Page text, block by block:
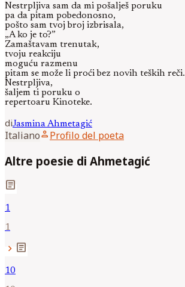
Nestrpljiva sam da mi pošalješ poruku
pa da pitam pobedonosno,
pošto sam tvoj broj izbrisala,
„A ko je to?”
Zamaštavam trenutak,
tvoju reakciju
moguću razmenu
pitam se može li proći bez novih teških reči.
Nestrpljiva,
šaljem ti poruku o
repertoaru Kinoteke.
diJasminaAhmetagić
Italianoperson Profilo del poeta
Altre poesie di Ahmetagić
article
1
1
chevron_right article
10